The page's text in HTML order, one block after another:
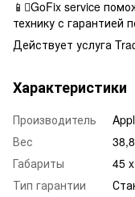
📱GoFix service
технику с
Действует услуга
Характеристики
Производитель
Вес
Габариты
45
Тип гарантии